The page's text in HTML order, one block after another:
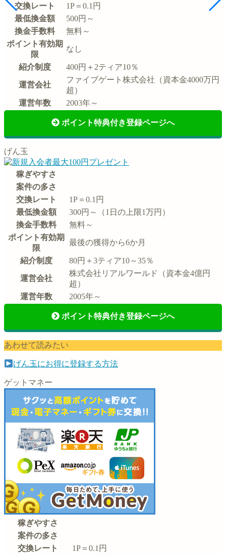
交換レート
1P＝0.1円
最低換金額
500円～
換金手数料
無料～
ポイント有効期
限
なし
紹介制度 400円＋2ティア10％
運営会社
ファイブゲート株式会社（資本金4000万円
超）
運営年数
2003年～
ポイント特典付き登録ページへ
げん玉
稼ぎやすさ
案件の多さ
交換レート
1P＝0.1円
最低換金額
300円～（1日の上限1万円）
換金手数料
無料～
ポイント有効期
限
最後の獲得から6か月
紹介制度 80円＋3ティア10～35％
運営会社
株式会社リアルワールド（資本金4億円
超）
運営年数
2005年～
ポイント特典付き登録ページへ
あわせて読みたい
げん玉にお得に登録する方法
ゲットマネー
稼ぎやすさ
案件の多さ
交換レート
1P＝0.1円